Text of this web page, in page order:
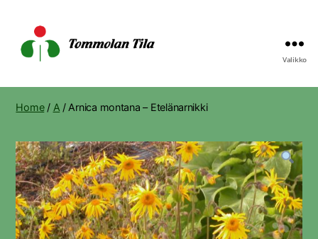
Tila
Valikko
Home/ A / Arnica montana – Etelänarnikki